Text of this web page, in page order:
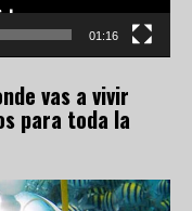
01:16
vas a vivir
para toda la